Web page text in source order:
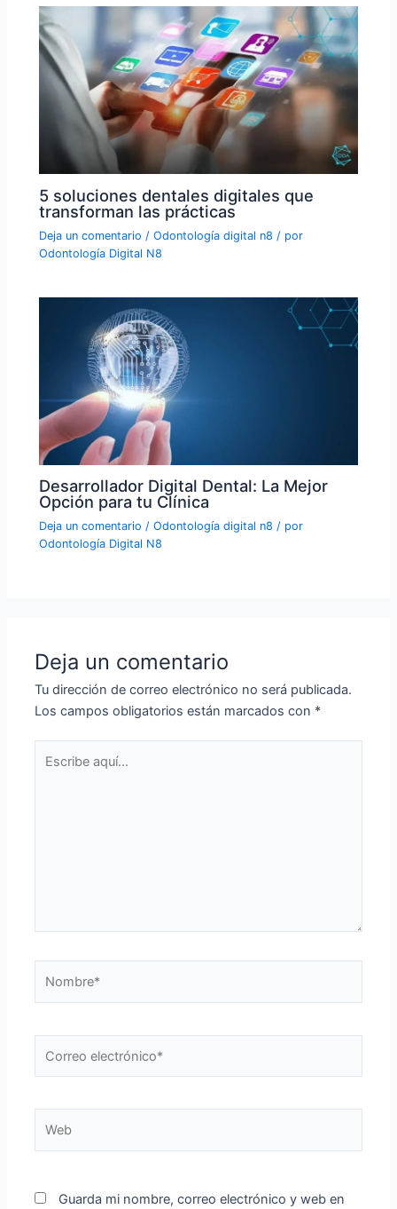
5 soluciones dentales digitales que
transforman las prácticas
Deja un comentario /Odontología digital n8 / por
Odontología Digital N8
Desarrollador Digital Dental: La Mejor
Opción para tu Clínica
Deja un comentario /Odontología digital n8 / por
Odontología Digital N8
Deja un comentario
Tu dirección de correo electrónico no será publicada.
Los campos obligatorios están marcados con *
electrónico*
Guarda mi nombre, correo electrónico y web en